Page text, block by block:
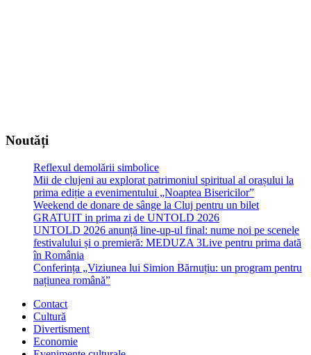
Noutăți
Reflexul demolării simbolice
Mii de clujeni au explorat patrimoniul spiritual al orașului la
prima ediție a evenimentului „Noaptea Bisericilor”
Weekend de donare de sânge la Cluj pentru un bilet
GRATUIT in prima zi de UNTOLD 2026
UNTOLD 2026 anunță line-up-ul final: nume noi pe scenele
festivalului și o premieră: MEDUZA 3Live pentru prima dată
în România
Conferința „Viziunea lui Simion Bărnuțiu: un program pentru
națiunea română”
Contact
Cultură
Divertisment
Economie